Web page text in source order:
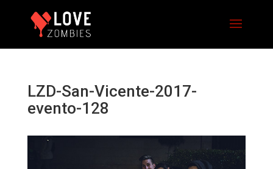
LZD-San-Vicente-2017-
evento-128